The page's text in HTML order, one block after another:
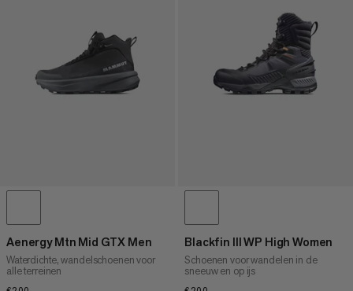
Aenergy Mtn Mid GTX Men
Waterdichte, wandelschoenen voor
alle terreinen
Blackfin III WP High Women
Schoenen voor wandelen in de
sneeuw en op ijs